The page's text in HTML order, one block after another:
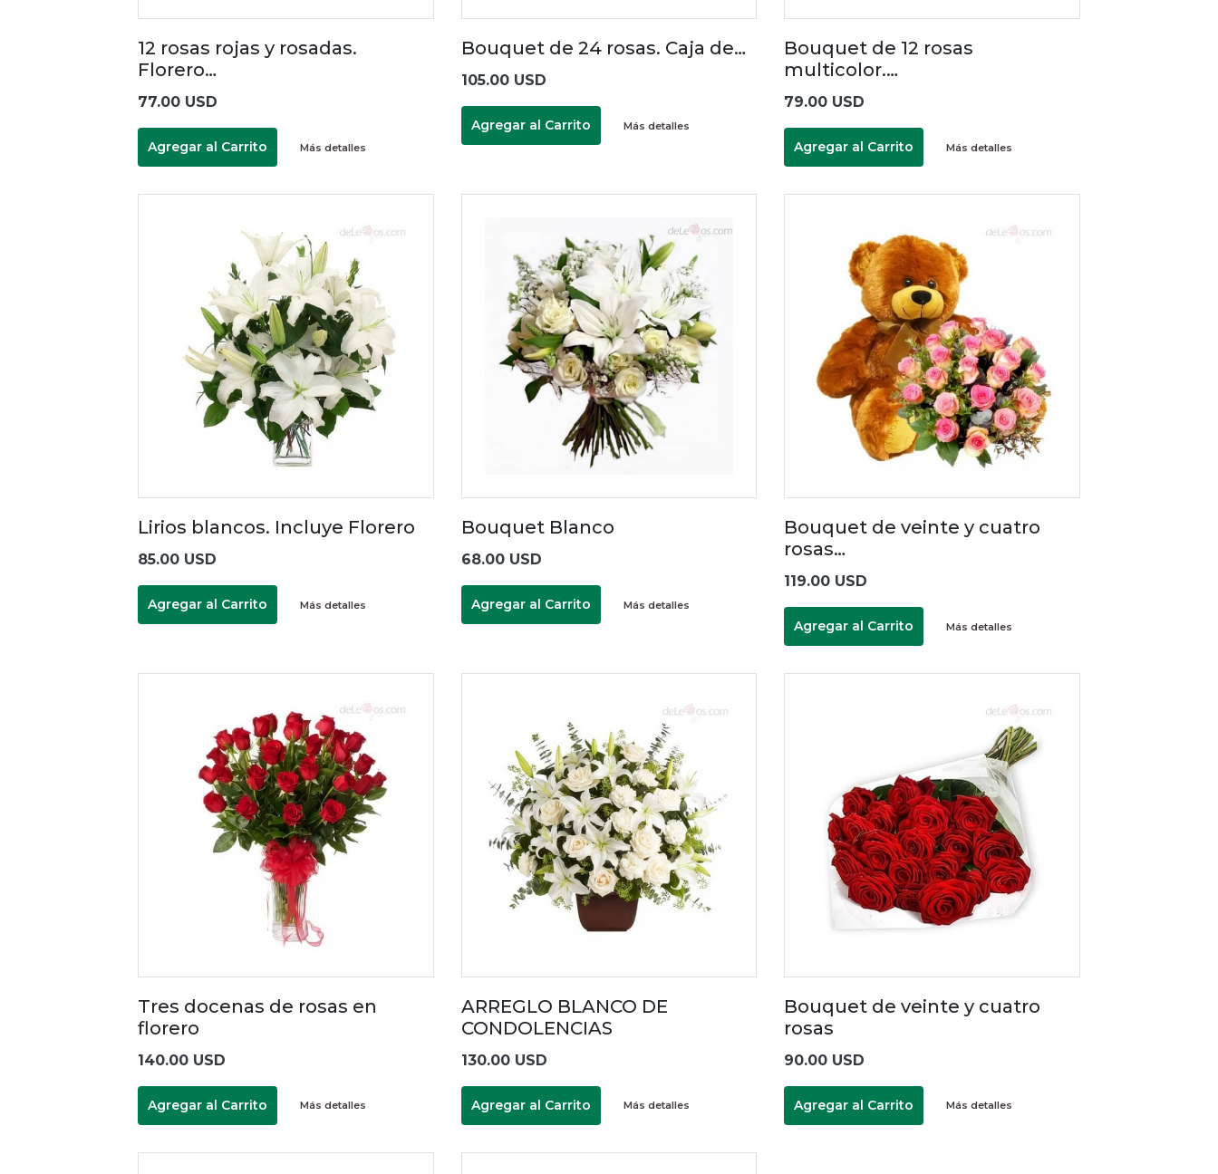
12 rosas rojas y rosadas.
Florero…
77.00 USD
Agregar al Carrito Más detalles
Bouquet de 24 rosas. Caja de…
105.00 USD
Agregar al Carrito Más detalles
Bouquet de 12 rosas
multicolor.…
79.00 USD
Agregar al Carrito Más detalles
Lirios blancos. Incluye Florero
85.00 USD
Agregar al Carrito Más detalles
Bouquet Blanco
68.00 USD
Agregar al Carrito Más detalles
Bouquet de veinte y cuatro
rosas…
119.00 USD
Agregar al Carrito Más detalles
Tres docenas de rosas en
florero
140.00 USD
Agregar al Carrito Más detalles
ARREGLO BLANCO DE
CONDOLENCIAS
130.00 USD
Agregar al Carrito Más detalles
Bouquet de veinte y cuatro
rosas
90.00 USD
Agregar al Carrito Más detalles